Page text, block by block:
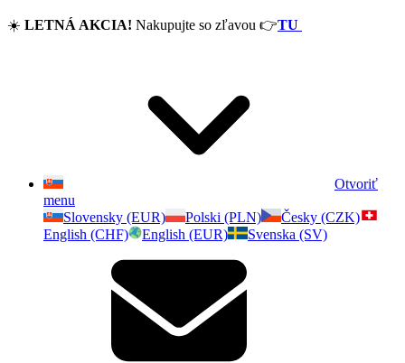
☀️ LETNÁ AKCIA! Nakupujte so zľavou 👉TU
Otvoriť
menu
Slovensky (EUR)
Polski (PLN)
Česky (CZK)
English (CHF)
English (EUR) Svenska (SV)